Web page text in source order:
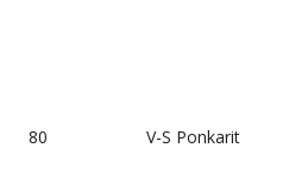
80 V-S Ponkarit